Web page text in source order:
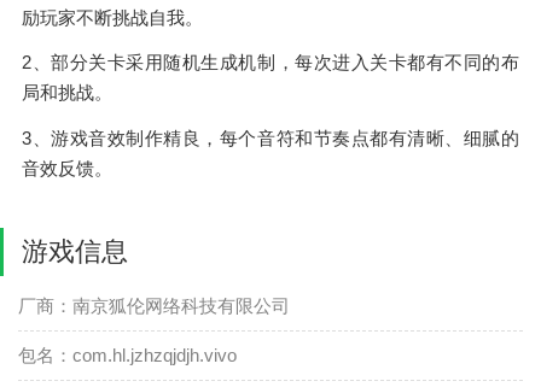
励玩家不断挑战自我。
2、部分关卡采用随机生成机制，每次进入关卡都有不同的布
局和挑战。
3、游戏音效制作精良，每个音符和节奏点都有清晰、细腻的
音效反馈。
游戏信息
厂商：南京狐伦网络科技有限公司
包名：com.hl.jzhzqjdjh.vivo